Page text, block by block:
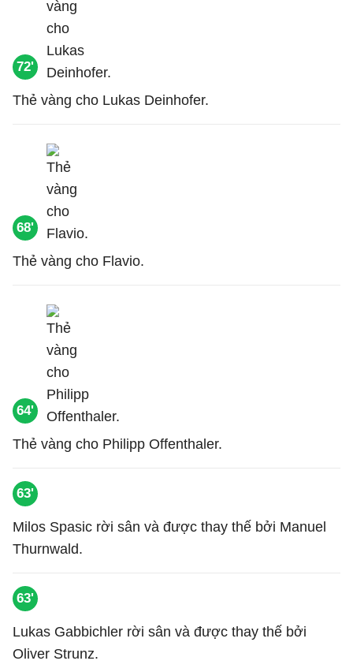
72'
Thẻ vàng cho Lukas Deinhofer.
68'
Thẻ vàng cho Flavio.
64'
Thẻ vàng cho Philipp Offenthaler.
63'
Milos Spasic rời sân và được thay thế bởi Manuel
Thurnwald.
63'
Lukas Gabbichler rời sân và được thay thế bởi
Oliver Strunz.